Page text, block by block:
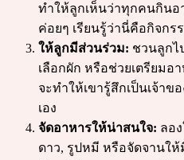
ทำให้ลูกเห็นว่าทุกคนกินอ
ค่อยๆ เรียนรู้ว่านี่คือกิจก
ให้ลูกมีส่วนร่วม: ชวนลูกไ
เลือกผัก หรือช่วยเตรียมอ
จะทำให้เขารู้สึกเป็นเจ้า
เอง
จัดอาหารให้น่าสนใจ: ลอ
ดาว, รูปหมี หรือจัดจานใ